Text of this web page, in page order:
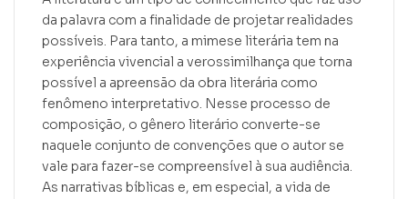
da palavra com a finalidade de projetar realidades
possíveis. Para tanto, a mimese literária tem na
experiência vivencial a verossimilhança que torna
possível a apreensão da obra literária como
fenômeno interpretativo. Nesse processo de
composição, o gênero literário converte-se
naquele conjunto de convenções que o autor se
vale para fazer-se compreensível à sua audiência.
As narrativas bíblicas e, em especial, a vida de